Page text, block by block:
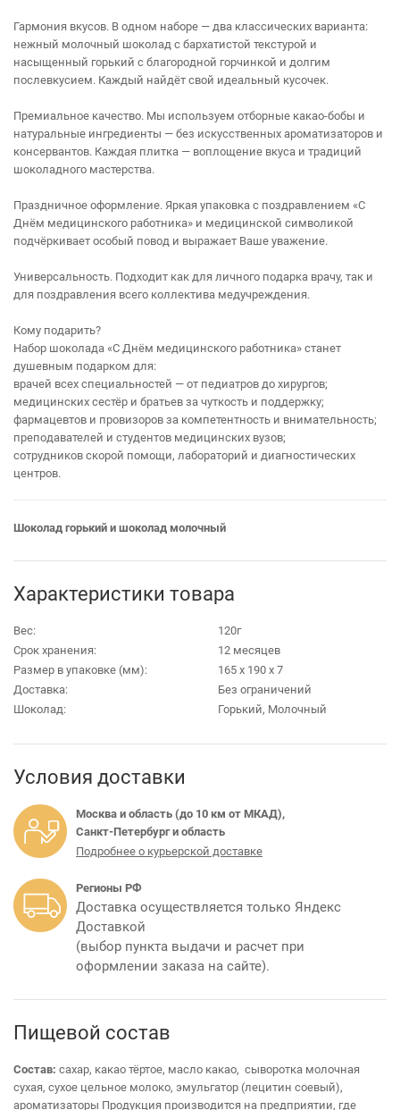
Гармония вкусов. В одном наборе — два классических варианта:
нежный молочный шоколад с бархатистой текстурой и
насыщенный горький с благородной горчинкой и долгим
послевкусием. Каждый найдёт свой идеальный кусочек.
Премиальное качество. Мы используем отборные какао‑бобы и
натуральные ингредиенты — без искусственных ароматизаторов и
консервантов. Каждая плитка — воплощение вкуса и традиций
шоколадного мастерства.
Праздничное оформление. Яркая упаковка с поздравлением «С
Днём медицинского работника» и медицинской символикой
подчёркивает особый повод и выражает Ваше уважение.
Универсальность. Подходит как для личного подарка врачу, так и
для поздравления всего коллектива медучреждения.
Кому подарить?
Набор шоколада «С Днём медицинского работника» станет
душевным подарком для:
врачей всех специальностей — от педиатров до хирургов;
медицинских сестёр и братьев за чуткость и поддержку;
фармацевтов и провизоров за компетентность и внимательность;
преподавателей и студентов медицинских вузов;
сотрудников скорой помощи, лабораторий и диагностических
центров.
Шоколад горький и шоколад молочный
Характеристики товара
Вес:
120г
Срок хранения:
12 месяцев
Размер в упаковке (мм):
165 х 190 х 7
Доставка:
Без ограничений
Шоколад:
Горький, Молочный
Условия доставки
Москва и область (до 10 км от МКАД),
Санкт-Петербург и область
Подробнее о курьерской доставке
Регионы РФ
Доставка осуществляется только Яндекс
Доставкой
(выбор пункта выдачи и расчет при
оформлении заказа на сайте).
Пищевой состав
Состав: сахар, какао тёртое, масло какао, сыворотка молочная
сухая, сухое цельное молоко, эмульгатор (лецитин соевый),
ароматизаторы Продукция производится на предприятии, где